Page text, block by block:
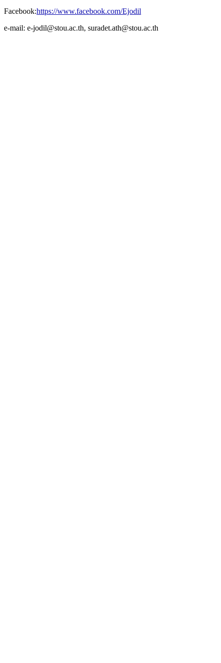
Facebook:https://www.facebook.com/Ejodil
e-mail: e-jodil@stou.ac.th, suradet.ath@stou.ac.th